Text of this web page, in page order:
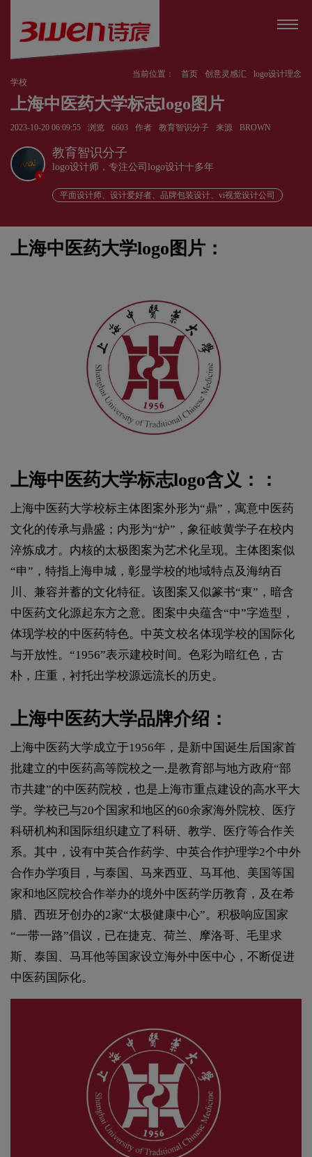
当前位置： 首页 创意灵感汇
logo设计理念
学校
上海中医药大学标志logo图片
2023-10-20 06:09:55 浏览 6603 作者 教育智识分子 来源 BROWN
v
教育智识分子
logo设计师，专注公司logo设计十多年
平面设计师、设计爱好者、品牌包装设计、vi视觉设计公司
上海中医药大学logo图片：
上海中医药大学标志logo含义：：
上海中医药大学校标主体图案外形为“鼎”，寓意中医药
文化的传承与鼎盛；内形为“炉”，象征岐黄学子在校内
淬炼成才。内核的太极图案为艺术化呈现。主体图案似
“申”，特指上海申城，彰显学校的地域特点及海纳百
川、兼容并蓄的文化特征。该图案又似篆书“東”，暗含
中医药文化源起东方之意。图案中央蕴含“中”字造型，
体现学校的中医药特色。中英文校名体现学校的国际化
与开放性。“1956”表示建校时间。色彩为暗红色，古
朴，庄重，衬托出学校源远流长的历史。
上海中医药大学品牌介绍：
上海中医药大学成立于1956年，是新中国诞生后国家首
批建立的中医药高等院校之一,是教育部与地方政府“部
市共建”的中医药院校，也是上海市重点建设的高水平大
学。学校已与20个国家和地区的60余家海外院校、医疗
科研机构和国际组织建立了科研、教学、医疗等合作关
系。其中，设有中英合作药学、中英合作护理学2个中外
合作办学项目，与泰国、马来西亚、马耳他、美国等国
家和地区院校合作举办的境外中医药学历教育，及在希
腊、西班牙创办的2家“太极健康中心”。积极响应国家
“一带一路”倡议，已在捷克、荷兰、摩洛哥、毛里求
斯、泰国、马耳他等国家设立海外中医中心，不断促进
中医药国际化。